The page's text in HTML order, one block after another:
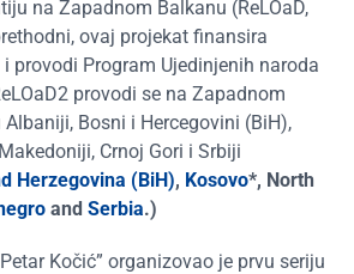
na Zapadnom Balkanu (ReLOaD,
ovaj projekat finansira
i provodi Program Ujedinjenih naroda
provodi se na Zapadnom
Bosni i Hercegovini (BiH),
Crnoj Gori i Srbiji
Herzegovina (BiH), Kosovo*, North
and Serbia.)
Kočić” organizovao je prvu seriju